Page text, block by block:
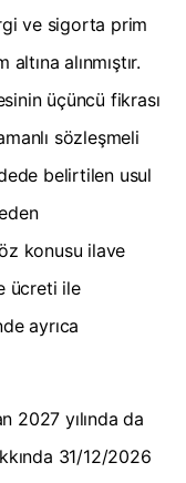
ve sigorta prim
alınmıştır.
üçüncü fikrası
sözleşmeli
belirtilen usul
konusu ilave
ücreti ile
ayrıca
2027 yılında da
31/12/2026